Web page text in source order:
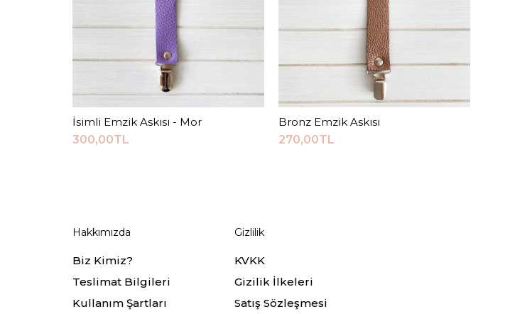
Sepete Ekle
İsimli Emzik Askısı - Mor
300,00TL
Sepete Ekle
Bronz Emzik Askısı
270,00TL
Hakkımızda
Biz Kimiz?
Teslimat Bilgileri
Kullanım Şartları
Gizlilik
KVKK
Gizilik İlkeleri
Satış Sözleşmesi